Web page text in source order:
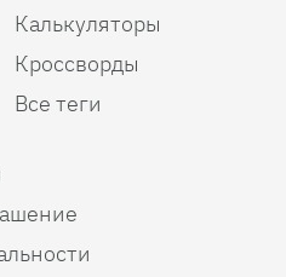
Калькуляторы
Кроссворды
Все теги